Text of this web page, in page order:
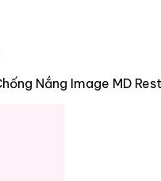
Nắng Image MD